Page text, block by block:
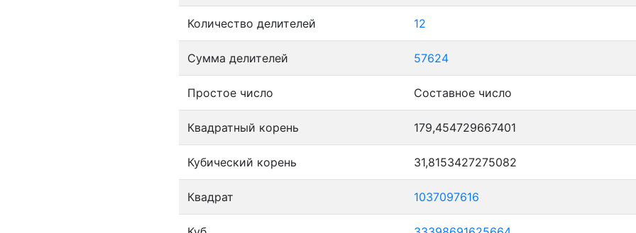
Количество делителей 12
Сумма делителей 57624
Простое число Составное число
Квадратный корень 179,454729667401
Кубический корень 31,8153427275082
Квадрат 1037097616